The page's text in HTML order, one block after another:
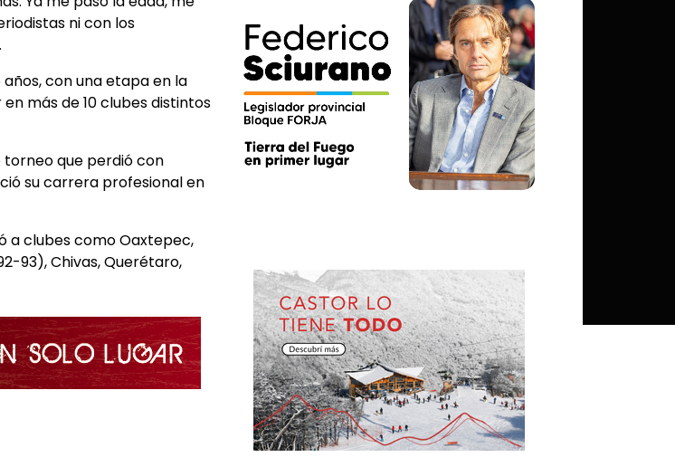
ni con los
con una etapa en la
más de 10 clubes distintos
torneo que perdió con
su carrera profesional en
a clubes como Oaxtepec,
93), Chivas, Querétaro,